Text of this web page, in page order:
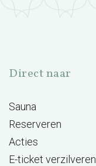
Direct naar
Sauna
Reserveren
Acties
E-ticket verzilveren